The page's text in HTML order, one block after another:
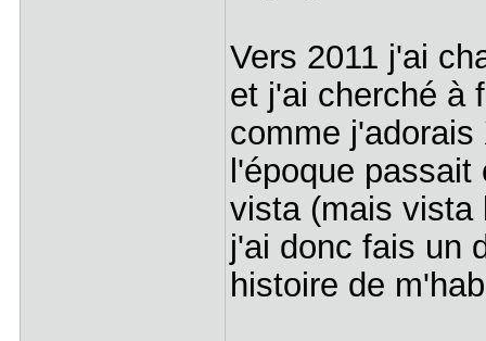
Vers 2011 j'ai
et j'ai cherché à
comme
l'époque
vista (mais
j'ai donc fais un
histoire de